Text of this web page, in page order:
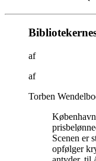
af
af
Torben
Scenen er
opfølger